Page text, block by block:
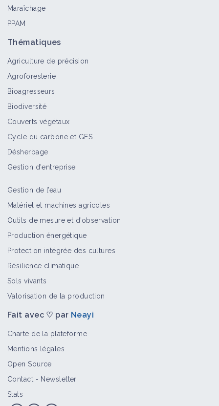
Maraîchage
PPAM
Thématiques
Agriculture de précision
Agroforesterie
Bioagresseurs
Biodiversité
Couverts végétaux
Cycle du carbone et GES
Désherbage
Gestion d'entreprise
Gestion de l’eau
Matériel et machines agricoles
Outils de mesure et d’observation
Production énergétique
Protection intégrée des cultures
Résilience climatique
Sols vivants
Valorisation de la production
Fait avec ♡ par Neayi
Charte de la plateforme
Mentions légales
Open Source
Contact - Newsletter
Stats